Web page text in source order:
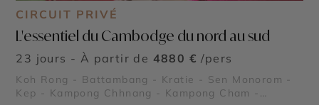
CIRCUIT PRIVÉ
L'essentiel du Cambodge du nord au sud
23 jours - À partir de 4880 € /pers
Koh Rong - Battambang - Kratie - Sen Monorom -
Kep - Kampong Chhnang - Kampong Cham -